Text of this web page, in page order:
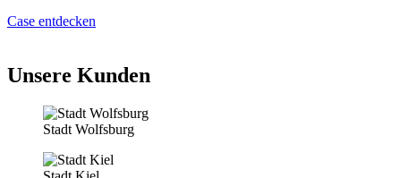
Case entdecken
Unsere Kunden
Stadt Wolfsburg